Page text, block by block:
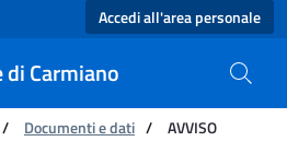
Accedi all'area personale
di Carmiano
/ Documenti e dati / AVVISO